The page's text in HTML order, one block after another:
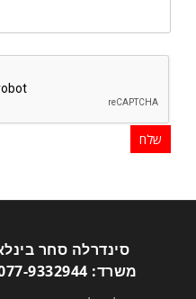
סינדרלה סחר
משרד: 077-9332944